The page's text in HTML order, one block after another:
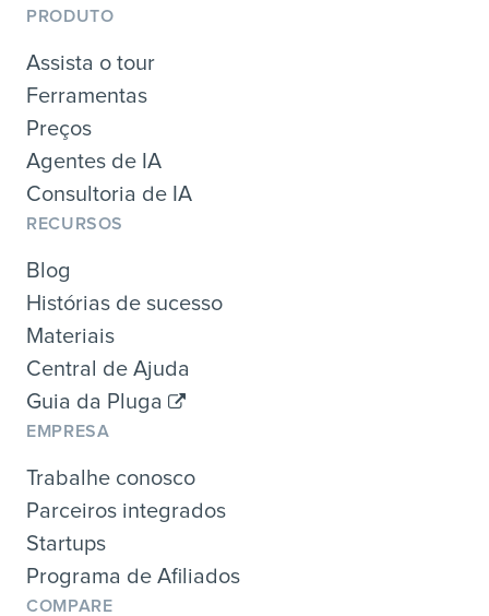
PRODUTO
Assista o tour
Ferramentas
Preços
Agentes de IA
Consultoria de IA
RECURSOS
Blog
Histórias de sucesso
Materiais
Central de Ajuda
Guia da Pluga
EMPRESA
Trabalhe conosco
Parceiros integrados
Startups
Programa de Afiliados
COMPARE